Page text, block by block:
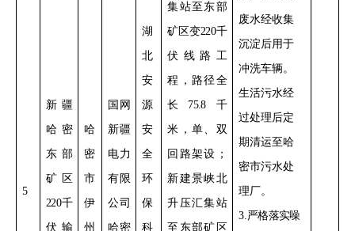
5
新疆
哈密
东部
矿区
220千
伏输
哈
密
市
伊
州
国网
新疆
电力
有限
公司
哈密
湖
北
安
源
安
全
环
保
科
集站至东部
矿区变220千
伏线路工
程，路径全
长 75.8千
米，单、双
回路架设；
新建景峡北
升压汇集站
至东部矿区
废水经收集
沉淀后用于
冲洗车辆。
生活污水经
过处理后定
期清运至哈
密市污水处
理厂。
3.严格落实噪